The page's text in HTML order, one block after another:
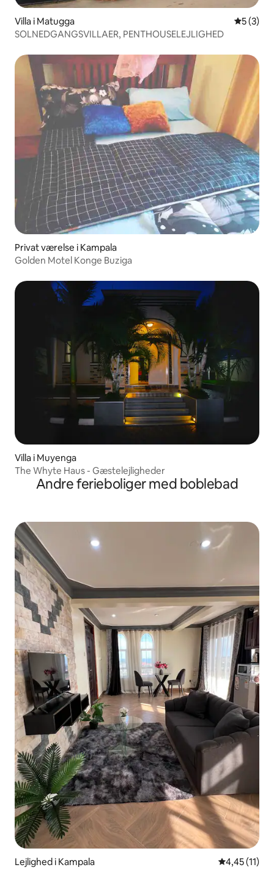
Villa i Matugga 5 ud af 5
5 (3)
SOLNEDGANGSVILLAER, PENTHOUSELEJLIGHED
Privat værelse i Kampala
Golden Motel Konge Buziga
Villa i Muyenga
The Whyte Haus - Gæstelejligheder
Andre ferieboliger med boblebad
Lejlighed i Kampala 4,45 ud af 5
4,45 (11)